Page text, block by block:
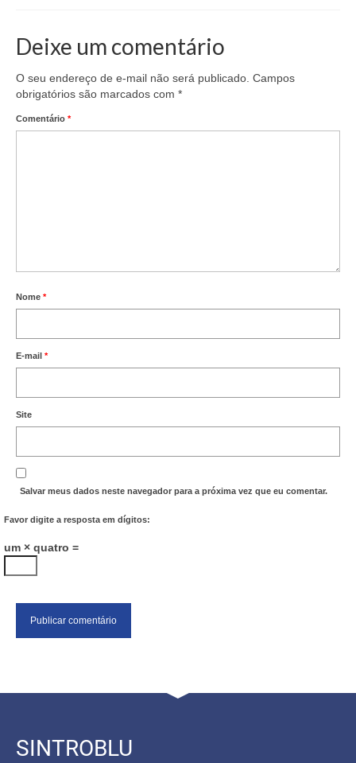
Deixe um comentário
O seu endereço de e-mail não será publicado. Campos
obrigatórios são marcados com *
Comentário *
Nome *
E-mail *
Site
Salvar meus dados neste navegador para a próxima vez que eu comentar.
Favor digite a resposta em dígitos:
um × quatro =
SINTROBLU